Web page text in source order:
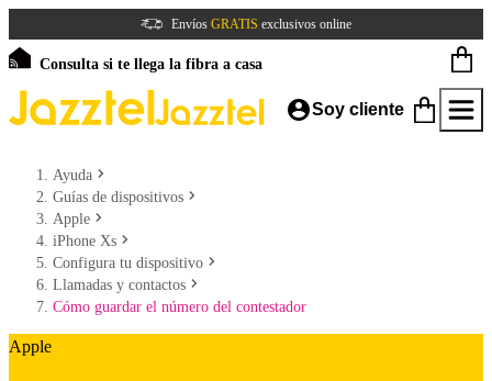
Envíos GRATIS exclusivos online
Consulta si te llega la fibra a casa
Soy cliente
Ayuda
Guías de dispositivos
Apple
iPhone Xs
Configura tu dispositivo
Llamadas y contactos
Cómo guardar el número del contestador
Apple